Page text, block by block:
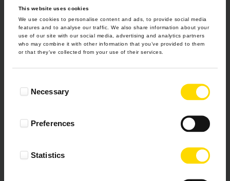
This website uses cookies
We use cookies to personalise content and ads, to provide social media
features and to analyse our traffic. We also share information about your
use of our site with our social media, advertising and analytics partners
who may combine it with other information that you’ve provided to them
or that they’ve collected from your use of their services.
SelectionNecessary
Preferences
Statistics
Prezent na Dzień Chłopaka dla taty i
syna
Sprawdź